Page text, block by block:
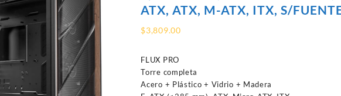
ATX, ATX, M-ATX, ITX, S/
$3,809.00
FLUX PRO
Torre completa
Acero + Plástico + Vidrio + Madera